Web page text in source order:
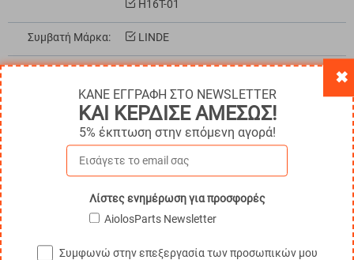
H16T-01
Συμβατή Μάρκα: LINDE
Παρόμοια Προϊόντα
✖
ΚΑΝΕ ΕΓΓΡΑΦΗ ΣΤΟ NEWSLETTER
ΚΑΙ ΚΕΡΔΙΣΕ ΑΜΕΣΩΣ!
5% έκπτωση στην επόμενη αγορά!
Λίστες ενημέρωση για προσφορές
AiolosParts Newsletter
Συμφωνώ στην επεξεργασία των προσωπικών μου